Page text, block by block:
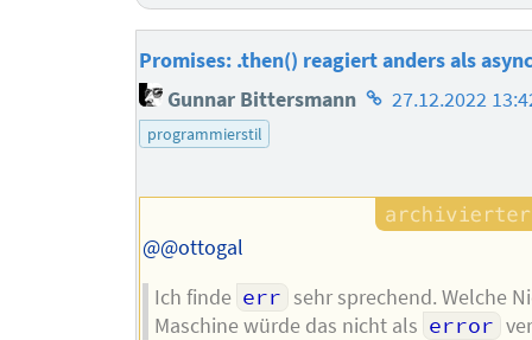
Promises: .then() reagiert anders als
Gunnar Bittersmann Homepage
27.12.2022
programmierstil
@@ottogal
Ich finde err sehr sprechend. Welche
Maschine würde das nicht als error